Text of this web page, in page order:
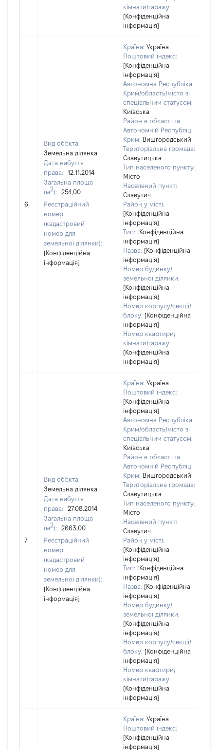
кімнати/гаражу:
[Конфіденційна
інформація]
6
Вид об'єкта:
Земельна ділянка
Дата набуття
права:
12.11.2014
Загальна площа
(м2):
254,00
Реєстраційний
номер
(кадастровий
номер для
земельної ділянки):
[Конфіденційна
інформація]
Країна: Україна
Поштовий індекс:
[Конфіденційна
інформація]
Автономна Республіка
Крим/область/місто зі
спеціальним статусом:
Київська
Район в області та
Автономній Республіці
Крим: Вишгородський
Територіальна громада:
Славутицька
Тип населеного пункту:
Місто
Населений пункт:
Славутич
Район у місті:
[Конфіденційна
інформація]
Тип: [Конфіденційна
інформація]
Назва: [Конфіденційна
інформація]
Номер будинку/
земельної ділянки:
[Конфіденційна
інформація]
Номер корпусу/секції/
блоку: [Конфіденційна
інформація]
Номер квартири/
кімнати/гаражу:
[Конфіденційна
інформація]
7
Вид об'єкта:
Земельна ділянка
Дата набуття
права:
27.08.2014
Загальна площа
(м2):
2663,00
Реєстраційний
номер
(кадастровий
номер для
земельної ділянки):
[Конфіденційна
інформація]
Країна: Україна
Поштовий індекс:
[Конфіденційна
інформація]
Автономна Республіка
Крим/область/місто зі
спеціальним статусом:
Київська
Район в області та
Автономній Республіці
Крим: Вишгородський
Територіальна громада:
Славутицька
Тип населеного пункту:
Місто
Населений пункт:
Славутич
Район у місті:
[Конфіденційна
інформація]
Тип: [Конфіденційна
інформація]
Назва: [Конфіденційна
інформація]
Номер будинку/
земельної ділянки:
[Конфіденційна
інформація]
Номер корпусу/секції/
блоку: [Конфіденційна
інформація]
Номер квартири/
кімнати/гаражу:
[Конфіденційна
інформація]
Країна: Україна
Поштовий індекс:
[Конфіденційна
інформація]